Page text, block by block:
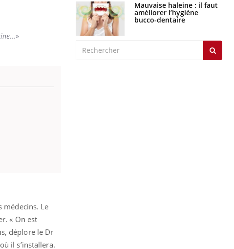
»
médecins. Le
« On est
déplore le Dr
il s’installera.
Mauvaise haleine : il faut
améliorer l’hygiène
bucco-dentaire